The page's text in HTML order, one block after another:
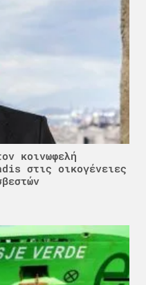
κοινωφελή
στις οικογένειες